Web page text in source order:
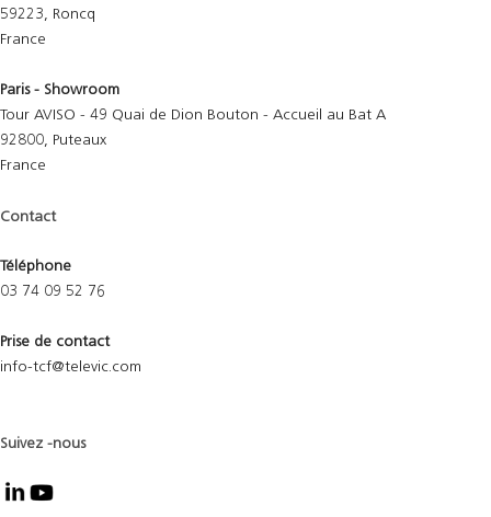
59223, Roncq
France
Paris - Showroom
Tour AVISO - 49 Quai de Dion Bouton - Accueil au Bat A
92800, Puteaux
France
Contact
Téléphone
03 74 09 52 76
Prise de contact
info-tcf@televic.com
Suivez -nous